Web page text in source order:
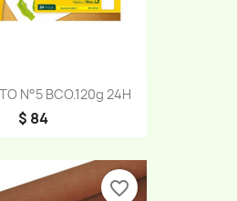
N°5 BCO.120g 24H
$ 84
favorite_border